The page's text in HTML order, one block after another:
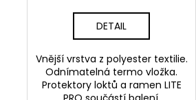
DETAIL
Vnější vrstva z polyester textilie.
Odnímatelná termo vložka.
Protektory loktů a ramen LITE